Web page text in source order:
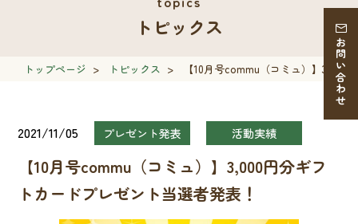
お問い合わせ
トピックス
トップページ > トピックス > 【10月号commu（コミュ）】3,000
2021/11/05 プレゼント発表 活動実績
【10月号commu（コミュ）】3,000円分ギフ
トカードプレゼント当選者発表！